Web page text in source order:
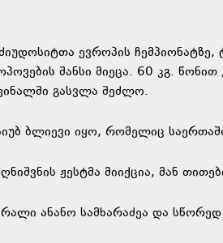
ევროპის
შანსი მიეცა. 60 კგ.
გასვლა შეძლო.
ბლიევი იყო, რომელიც
ჟესტმა მიიქცია, მან
ანანო სამხარაძეა და სწორედ